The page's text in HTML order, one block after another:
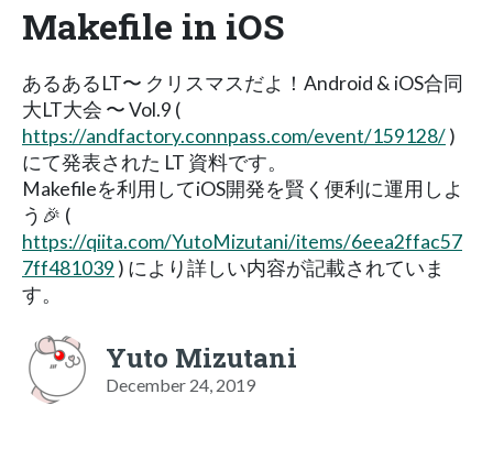
Makefile in iOS
あるあるLT〜 クリスマスだよ！Android & iOS合同
大LT大会 〜 Vol.9 (
https://andfactory.connpass.com/event/159128/)
にて発表された LT 資料です。
Makefileを利用してiOS開発を賢く便利に運用しよ
う🎉 (
https://qiita.com/YutoMizutani/items/6eea2ffac57
7ff481039 ) により詳しい内容が記載されていま
す。
Yuto Mizutani
December 24, 2019